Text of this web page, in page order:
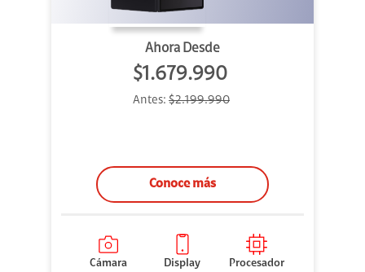
Ahora Desde
$1.679.990
Antes: $2.199.990
Conoce más
Cámara
Display
Procesador